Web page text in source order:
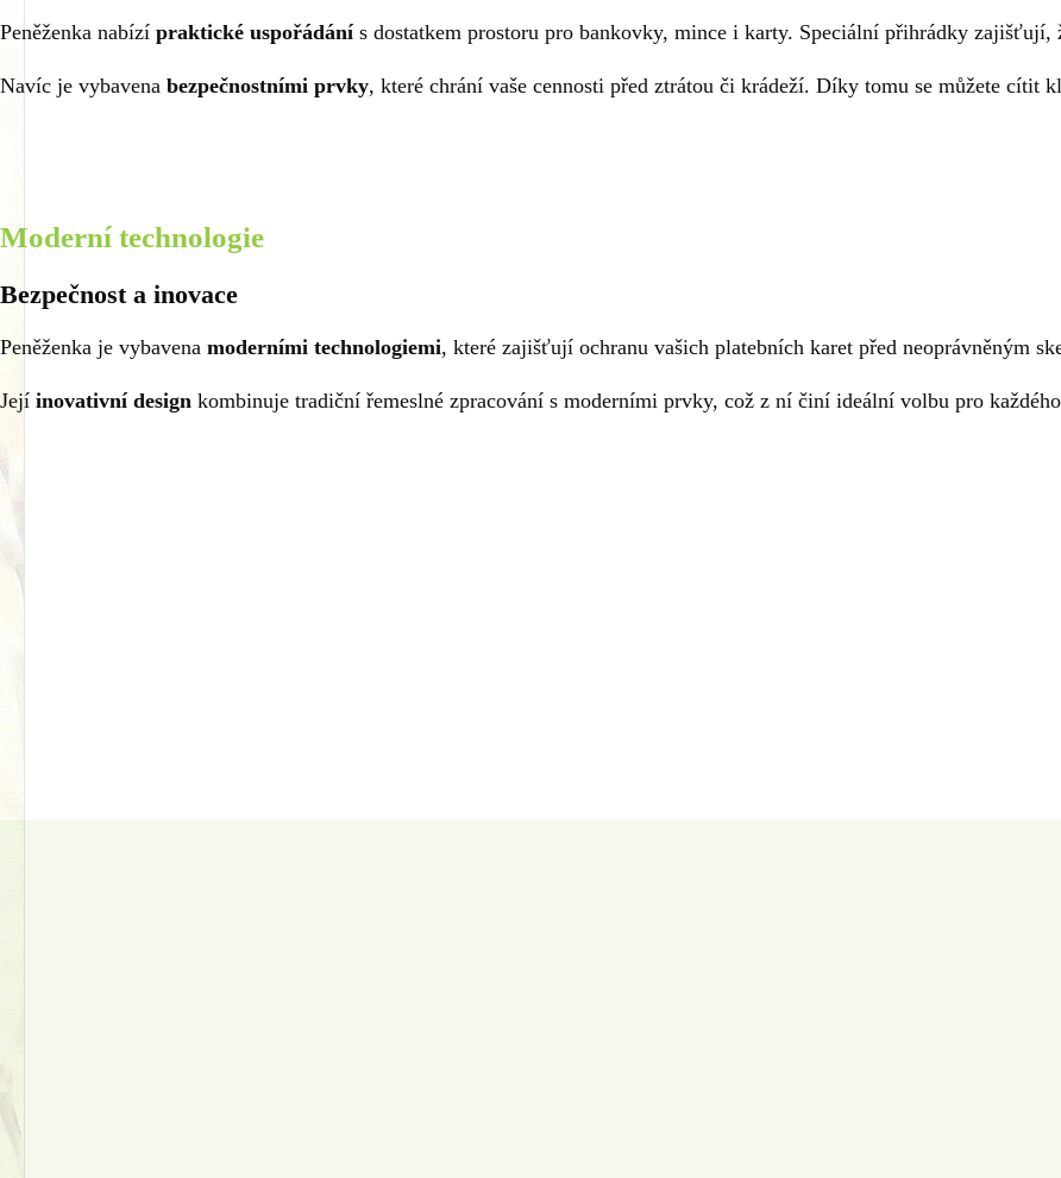
Peněženka nabízí praktické uspořádánís dostatkem prostoru pro bankovky, mince i karty. Speciální přihrádky zajišťují,
Navíc je vybavena bezpečnostními prvky, které chrání vaše cennosti před ztrátou či krádeží. Díky tomu se můžete cítit
Moderní technologie
Bezpečnost a inovace
Peněženka je vybavena moderními technologiemi, které zajišťují ochranu vašich platebních karet před neoprávněným
Její inovativní design kombinuje tradiční řemeslné zpracování s moderními prvky, což z ní činí ideální volbu pro
jsou rozměry peněženky?